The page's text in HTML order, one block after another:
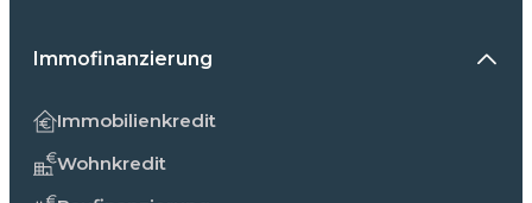
Immofinanzierung
Immobilienkredit
Wohnkredit